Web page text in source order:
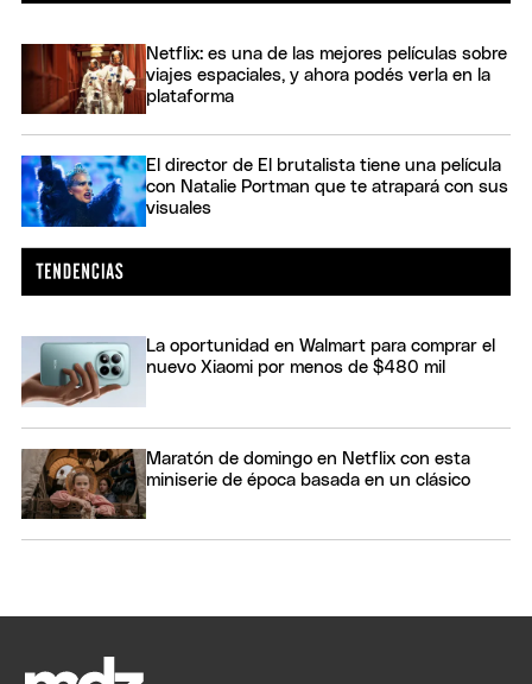
Netflix: es una de las mejores películas sobre
viajes espaciales, y ahora podés verla en la
plataforma
El director de El brutalista tiene una película
con Natalie Portman que te atrapará con sus
visuales
La oportunidad en Walmart para comprar el
nuevo Xiaomi por menos de $480 mil
Maratón de domingo en Netflix con esta
miniserie de época basada en un clásico